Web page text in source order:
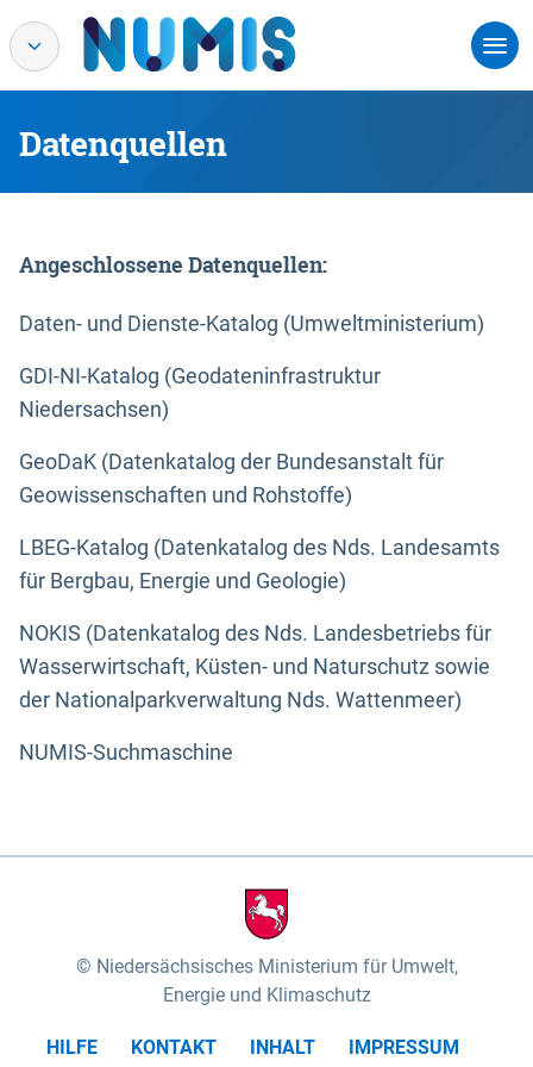
Datenquellen
Angeschlossene Datenquellen:
Daten- und Dienste-Katalog (Umweltministerium)
GDI-NI-Katalog (Geodateninfrastruktur
Niedersachsen)
GeoDaK (Datenkatalog der Bundesanstalt für
Geowissenschaften und Rohstoffe)
LBEG-Katalog (Datenkatalog des Nds. Landesamts
für Bergbau, Energie und Geologie)
NOKIS (Datenkatalog des Nds. Landesbetriebs für
Wasserwirtschaft, Küsten- und Naturschutz sowie
der Nationalparkverwaltung Nds. Wattenmeer)
NUMIS-Suchmaschine
Niedersächsisches Ministerium für Umwelt,
Energie und Klimaschutz
HILFE KONTAKT INHALT
IMPRESSUM